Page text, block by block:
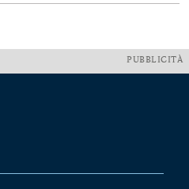
PUBBLICITÀ